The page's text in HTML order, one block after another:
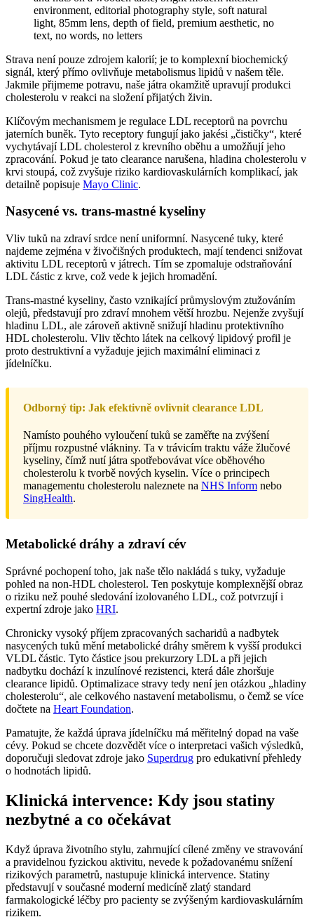
Strava není pouze zdrojem kalorií; je to komplexní biochemický
signál, který přímo ovlivňuje metabolismus lipidů v našem těle.
Jakmile přijmeme potravu, naše játra okamžitě upravují produkci
cholesterolu v reakci na složení přijatých živin.
Klíčovým mechanismem je regulace LDL receptorů na povrchu
jaterních buněk. Tyto receptory fungují jako jakési „čističky“, které
vychytávají LDL cholesterol z krevního oběhu a umožňují jeho
zpracování. Pokud je tato clearance narušena, hladina cholesterolu v
krvi stoupá, což zvyšuje riziko kardiovaskulárních komplikací, jak
detailně popisuje Mayo Clinic.
Nasycené vs. trans-mastné kyseliny
Vliv tuků na zdraví srdce není uniformní. Nasycené tuky, které
najdeme zejména v živočišných produktech, mají tendenci snižovat
aktivitu LDL receptorů v játrech. Tím se zpomaluje odstraňování
LDL částic z krve, což vede k jejich hromadění.
Trans-mastné kyseliny, často vznikající průmyslovým ztužováním
olejů, představují pro zdraví mnohem větší hrozbu. Nejenže zvyšují
hladinu LDL, ale zároveň aktivně snižují hladinu protektivního
HDL cholesterolu. Vliv těchto látek na celkový lipidový profil je
proto destruktivní a vyžaduje jejich maximální eliminaci z
jídelníčku.
Odborný tip: Jak efektivně ovlivnit clearance LDL
Namísto pouhého vyloučení tuků se zaměřte na zvýšení
příjmu rozpustné vlákniny. Ta v trávicím traktu váže žlučové
kyseliny, čímž nutí játra spotřebovávat více oběhového
cholesterolu k tvorbě nových kyselin. Více o principech
managementu cholesterolu naleznete na NHS Inform nebo
SingHealth.
Metabolické dráhy a zdraví cév
Správné pochopení toho, jak naše tělo nakládá s tuky, vyžaduje
pohled na non-HDL cholesterol. Ten poskytuje komplexnější obraz
o riziku než pouhé sledování izolovaného LDL, což potvrzují i
expertní zdroje jako HRI.
Chronicky vysoký příjem zpracovaných sacharidů a nadbytek
nasycených tuků mění metabolické dráhy směrem k vyšší produkci
VLDL částic. Tyto částice jsou prekurzory LDL a při jejich
nadbytku dochází k inzulínové rezistenci, která dále zhoršuje
clearance lipidů. Optimalizace stravy tedy není jen otázkou „hladiny
cholesterolu“, ale celkového nastavení metabolismu, o čemž se více
dočtete na Heart Foundation.
Pamatujte, že každá úprava jídelníčku má měřitelný dopad na vaše
cévy. Pokud se chcete dozvědět více o interpretaci vašich výsledků,
doporučuji sledovat zdroje jako Superdrug pro edukativní přehledy
o hodnotách lipidů.
Klinická intervence: Kdy jsou statiny
nezbytné a co očekávat
Když úprava životního stylu, zahrnující cílené změny ve stravování
a pravidelnou fyzickou aktivitu, nevede k požadovanému snížení
rizikových parametrů, nastupuje klinická intervence. Statiny
představují v současné moderní medicíně zlatý standard
farmakologické léčby pro pacienty se zvýšeným kardiovaskulárním
rizikem.